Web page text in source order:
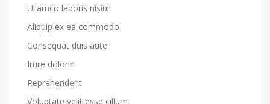
Ullamco laboris nisiut
Aliquip ex ea commodo
Consequat duis aute
Irure dolorin
Reprehenderit
Voluptate velit esse cillum